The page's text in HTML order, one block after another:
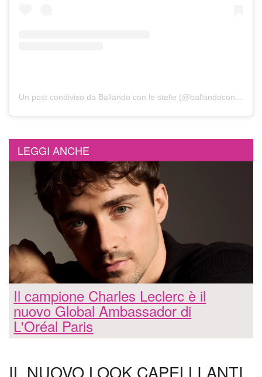
Un post condiviso da Ballando con le stelle (@ballandoconlestelle)
LEGGI ANCHE
Il campione Charles Leclerc è il
nuovo Global Ambassador di
L'Oréal Paris
IL NUOVO LOOK CAPELLI ANTI